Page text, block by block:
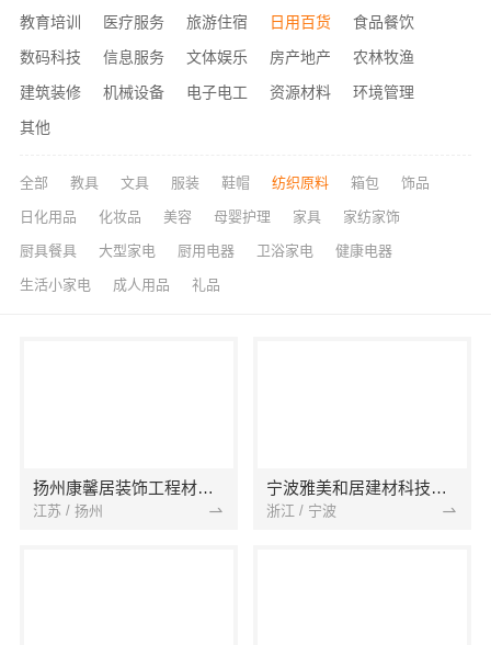
教育培训
医疗服务 旅游住宿 日用百货
食品餐饮
数码科技
信息服务 文体娱乐 房产地产
农林牧渔
建筑装修
机械设备 电子电工 资源材料
环境管理
其他
全部 教具 文具 服装 鞋帽 纺织原料 箱包 饰品
日化用品 化妆品 美容 母婴护理 家具 家纺家饰
厨具餐具 大型家电 厨用电器 卫浴家电 健康电器
生活小家电 成人用品 礼品
扬州康馨居装饰工程材料有限公司
江苏 / 扬州
宁波雅美和居建材科技有限公司
浙江 / 宁波